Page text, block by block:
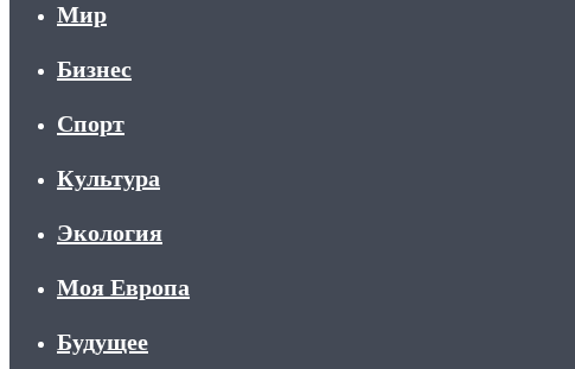
Мир
Бизнес
Спорт
Культура
Экология
Моя Европа
Будущее